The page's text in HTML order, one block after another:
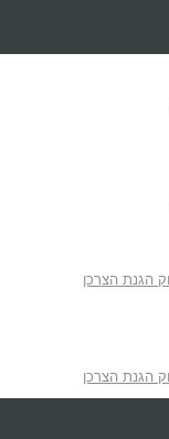
הגנת הצרכן
הגנת הצרכן